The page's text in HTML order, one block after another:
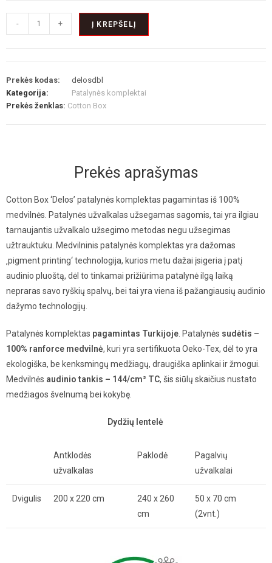
- + Į KREPŠELĮ
Prekės kodas:
delosdbl
Kategorija:
Patalynės komplektai
Prekės ženklas: Cotton Box
Prekės aprašymas
Cotton Box ‘Delos’ patalynės komplektas pagamintas iš 100%
medvilnės. Patalynės užvalkalas užsegamas sagomis, tai yra ilgiau
tarnaujantis užvalkalo užsegimo metodas negu užsegimas
užtrauktuku. Medvilninis patalynės komplektas yra dažomas
‚pigment printing‘ technologija, kurios metu dažai įsigeria į patį
audinio pluoštą, dėl to tinkamai prižiūrima patalynė ilgą laiką
nepraras savo ryškių spalvų, bei tai yra viena iš pažangiausių audinio
dažymo technologijų.
Patalynės komplektas pagamintas Turkijoje . Patalynės sudėtis –
100% ranforce medvilnė, kuri yra sertifikuota Oeko-Tex, dėl to yra
ekologiška, be kenksmingų medžiagų, draugiška aplinkai ir žmogui.
Medvilnės audinio tankis – 144/cm² TC, šis siūlų skaičius nustato
medžiagos švelnumą bei kokybę.
Dydžių lentelė
Antklodės
užvalkalas
Paklodė
Pagalvių
užvalkalai
Dvigulis 200 x 220 cm
240 x 260
cm
50 x 70 cm
(2vnt.)